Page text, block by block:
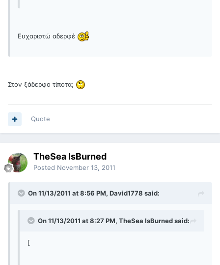
Ευχαριστώ αδερφέ
Στον ξάδερφο τίποτα;
Quote
TheSea IsBurned
Posted November 13, 2011
On 11/13/2011 at 8:56 PM, David1778 said:
On 11/13/2011 at 8:27 PM, TheSea IsBurned said:
[